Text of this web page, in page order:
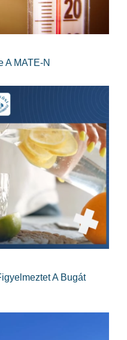
A MATE-N
A Bugát